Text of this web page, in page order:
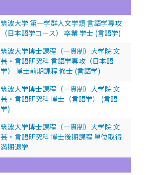
筑波大学 第一学群人文学類 言語学専攻
（日本語学コース） 卒業 学士 (言語学)
筑波大学博士課程（一貫制）大学院 文
芸・言語研究科 言語学専攻（日本語
学） 博士前期課程 修士 (言語学)
筑波大学博士課程（一貫制）大学院 文
芸・言語研究科 博士（言語学） (言語
学)
筑波大学博士課程（一貫制）大学院 文
芸・言語研究科 博士後期課程 単位取得
満期退学